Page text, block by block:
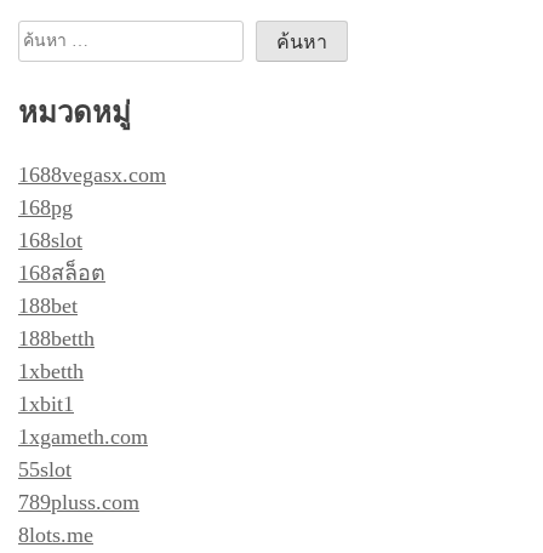
ค้นหา
หมวดหมู่
1688vegasx.com
168pg
168slot
168สล็อต
188bet
188betth
1xbetth
1xbit1
1xgameth.com
55slot
789pluss.com
8lots.me